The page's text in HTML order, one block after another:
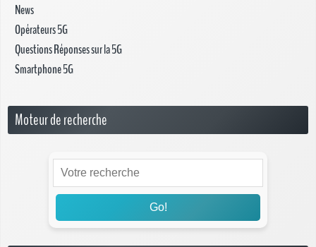
News
Opérateurs 5G
Questions Réponses sur la 5G
Smartphone 5G
Moteur de recherche
Go!